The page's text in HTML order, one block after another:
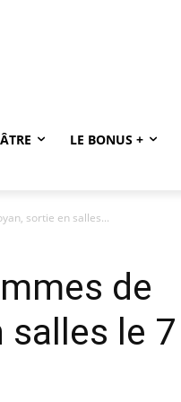
LE BONUS +
sortie en salles...
de
salles le 7